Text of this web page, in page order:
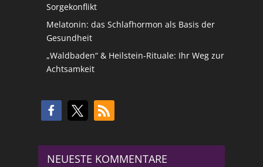
Sorgekonflikt
Melatonin: das Schlafhormon als Basis der
Gesundheit
„Waldbaden“ & Heilstein-Rituale: Ihr Weg zur
Achtsamkeit
NEUESTE KOMMENTARE